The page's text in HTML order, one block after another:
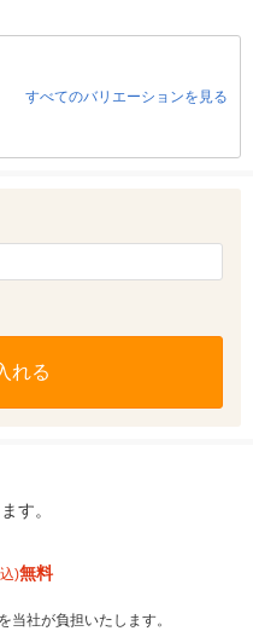
すべてのバリエーションを見る
れる
す。
)無料
当社が負担いたします。